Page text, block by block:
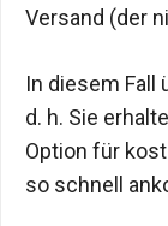
Versand (der
In diesem Fall
d. h. Sie
Option für
so schnell